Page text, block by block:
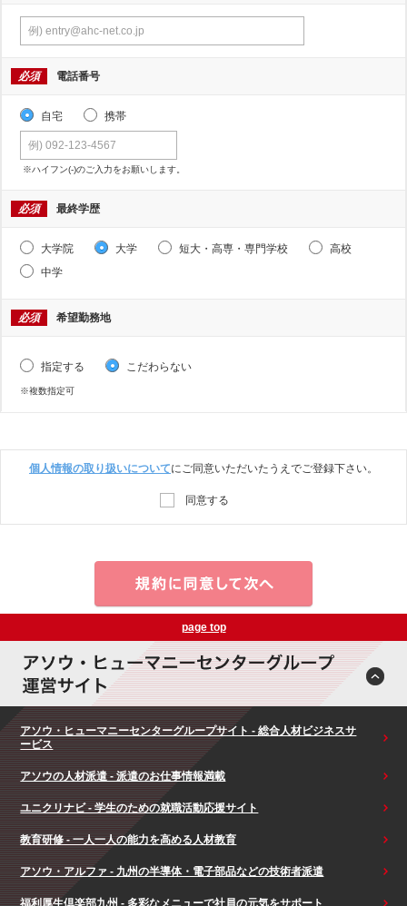
必須 電話番号
自宅 携帯
※ハイフン(-)のご入力をお願いします。
必須 最終学歴
大学院 大学 短大・高専・専門学校
高校
中学
必須 希望勤務地
指定する こだわらない
※複数指定可
個人情報の取り扱いについてにご同意いただいたうえでご登録下さい。
同意する
page top
アソウ・ヒューマニーセンターグループサイト - 総合人材ビジネスサ
ービス
アソウの人材派遣 - 派遣のお仕事情報満載
ユニクリナビ - 学生のための就職活動応援サイト
教育研修 - 一人一人の能力を高める人材教育
アソウ・アルファ - 九州の半導体・電子部品などの技術者派遣
福利厚生倶楽部九州 - 多彩なメニューで社員の元気をサポート